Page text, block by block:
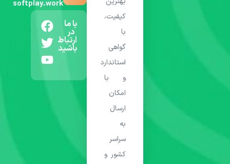
کیفیت،
با
گواهی
استاندارد
و با
امکان
ارسال
به
سراسر
کشور و
softplay.work
با ما
در
ارتباط
باشید